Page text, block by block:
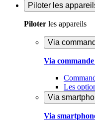
Piloter les
Piloter les appareils
Via
Via
Les
Via
Via